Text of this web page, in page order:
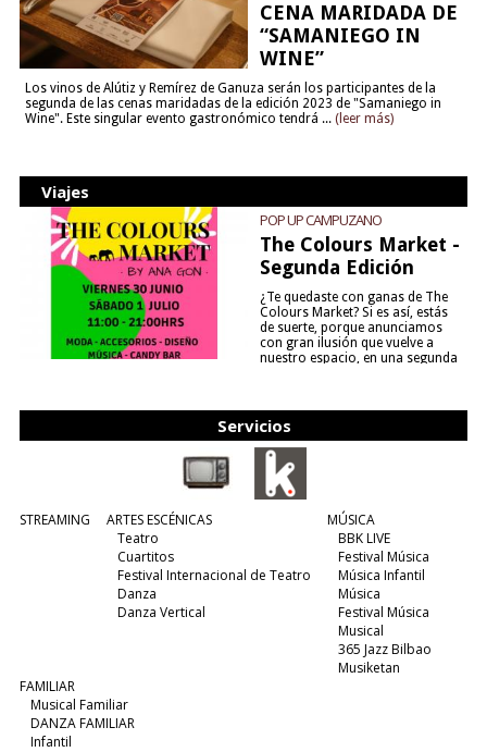
CENA MARIDADA DE
“SAMANIEGO IN
WINE”
Los vinos de Alútiz y Remírez de Ganuza serán los participantes de la
segunda de las cenas maridadas de la edición 2023 de "Samaniego in
Wine". Este singular evento gastronómico tendrá ... (leer más)
Viajes
POP UP CAMPUZANO
The Colours Market -
Segunda Edición
¿Te quedaste con ganas de The
Colours Market? Si es así, estás
de suerte, porque anunciamos
con gran ilusión que vuelve a
nuestro espacio, en una segunda
Servicios
STREAMING
ARTES ESCÉNICAS
Teatro
Cuartitos
Festival Internacional de Teatro
Danza
Danza Vertical
MÚSICA
BBK LIVE
Festival Música
Música Infantil
Música
Festival Música
Musical
365 Jazz Bilbao
Musiketan
FAMILIAR
Musical Familiar
DANZA FAMILIAR
Infantil